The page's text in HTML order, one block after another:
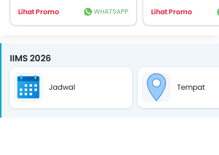
Lihat Promo
WHATSAPP
Lihat Promo
IIMS 2026
Jadwal Tempat